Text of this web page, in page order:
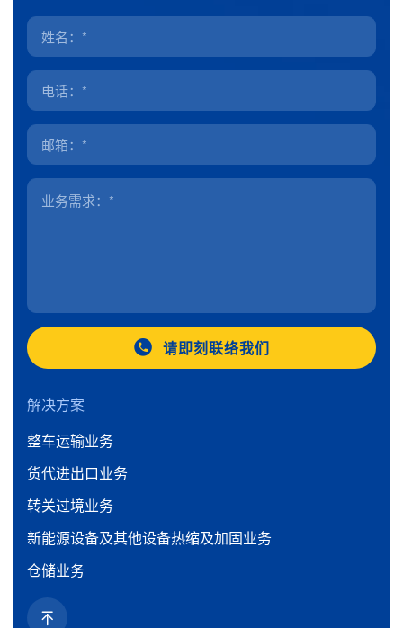
请即刻联络我们
解决方案
整车运输业务
货代进出口业务
转关过境业务
新能源设备及其他设备热缩及加固业务
仓储业务